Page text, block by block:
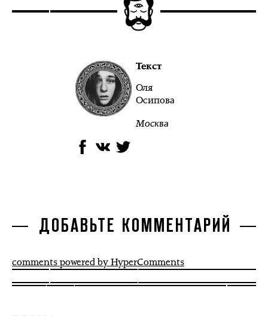
Текст
Оля
Осипова
Москва
ДОБАВЬТЕ КОММЕНТАРИЙ
comments powered by HyperComments